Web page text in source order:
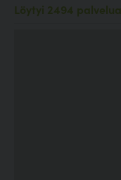
Löytyi 2494 palvelua